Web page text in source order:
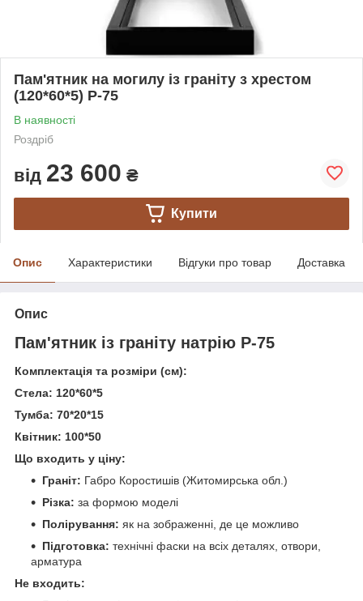
Пам'ятник на могилу із граніту з хрестом
(120*60*5) Р-75
В наявності
Роздріб
від 23 600 ₴
Купити
Опис Характеристики Відгуки про товар Доставка
Опис
Пам'ятник із граніту натрію Р-75
Комплектація та розміри (см):
Стела: 120*60*5
Тумба: 70*20*15
Квітник: 100*50
Що входить у ціну:
Граніт: Габро Коростишів (Житомирська обл.)
Різка: за формою моделі
Полірування: як на зображенні, де це можливо
Підготовка: технічні фаски на всіх деталях, отвори,
арматура
Не входить: